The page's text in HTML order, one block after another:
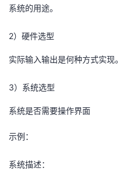
博
客
的
论
坛
我
的
圈
子
我
的
直
播
我
的
活
我
的
我
系统的用途。
2）硬件选型
实际输入输出是何种方式实现。
3）系统选型
系统是否需要操作界面
示例：
系统描述：